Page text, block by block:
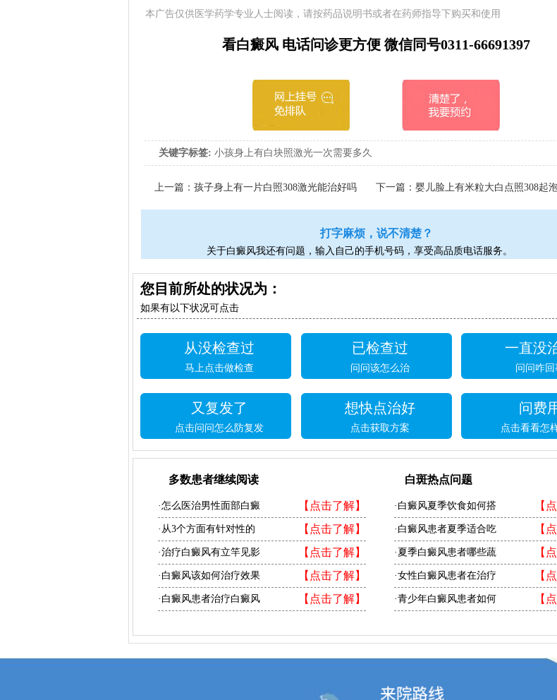
本广告仅供医学药学专业人士阅读，请按药品说明书或者在药师指导下购买和使用
看白癜风 电话问诊更方便 微信同号0311-66691397
关键字标签: 小孩身上有白块照激光一次需要多久
上一篇： 孩子身上有一片白照308激光能治好吗 下一篇： 婴儿脸上有米粒大白点照308起
打字麻烦，说不清楚？
关于白癜风我还有问题，输入自己的手机号码，享受高品质电话服务。
您目前所处的状况为：
如果有以下状况可点击
从没检查过
马上点击做检查
已检查过
问问该怎么治
一直没
问问咋回
又复发了
点击问问怎么防复发
想快点治好
点击获取方案
问费
点击看看怎
多数患者继续阅读
【点击了解】
·怎么医治男性面部白癜
【点击了解】
·从3个方面有针对性的
【点击了解】
·治疗白癜风有立竿见影
【点击了解】
·白癜风该如何治疗效果
【点击了解】
·白癜风患者治疗白癜风
白斑热点问题
【
·白癜风夏季饮食如何搭
【
·白癜风患者夏季适合吃
【
·夏季白癜风患者哪些蔬
【
·女性白癜风患者在治疗
【
·青少年白癜风患者如何